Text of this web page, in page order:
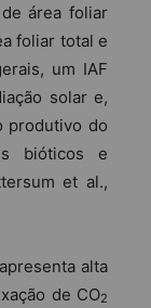
área foliar
foliar total e
um IAF
solar e,
produtivo do
bióticos e
et al.,
alta
de CO2